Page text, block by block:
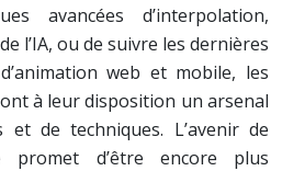
avancées d’interpolation,
l’IA, ou de suivre les dernières
web et mobile, les
à leur disposition un arsenal
et de techniques. L’avenir de
promet d’être encore plus